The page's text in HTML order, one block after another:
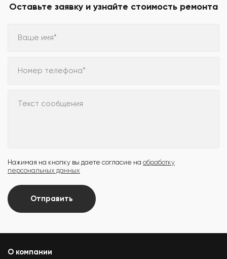
Оставьте заявку и узнайте стоимость ремонта
Ваше имя*
Номер телефона*
Текст сообщения
Нажимая на кнопку вы даете согласие на обработку
персональных данных
Отправить
О компании